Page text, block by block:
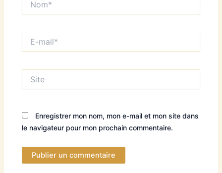
mail*
Enregistrer mon nom, mon e-mail et mon site dans
le navigateur pour mon prochain commentaire.